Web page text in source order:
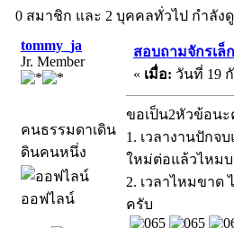
0 สมาชิก และ 2 บุคคลทั่วไป กำลัง
tommy_ja
Jr. Member
คนธรรมดาเดิน
ดินคนหนึ่ง
ออฟไลน์
สอบถามจักรเล็
« เมื่อ: วันที่ 19
ขอเป็น2หัวข้อนะ
1. เวลางานปักจ
ใหม่ต่อแล้วไหม
2. เวลาไหมขา
ครับ